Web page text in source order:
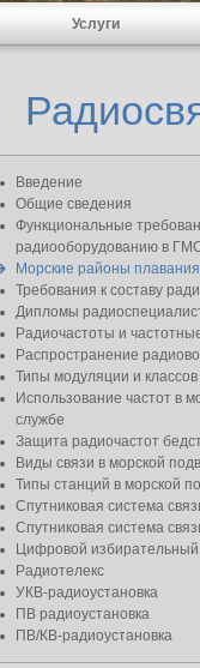
Услуги
Введение
Общие сведения
Функциональные
радиооборудованию в
Морские районы плавания
Требования к составу
Дипломы
Радиочастоты и
Распространение
Типы модуляции и
Использование частот в
службе
Защита радиочастот
Виды связи в морской
Типы станций в морской
Спутниковая система
Спутниковая система
Цифровой
Радиотелекс
УКВ-радиоустановка
ПВ радиоустановка
ПВ/КВ-радиоустановка